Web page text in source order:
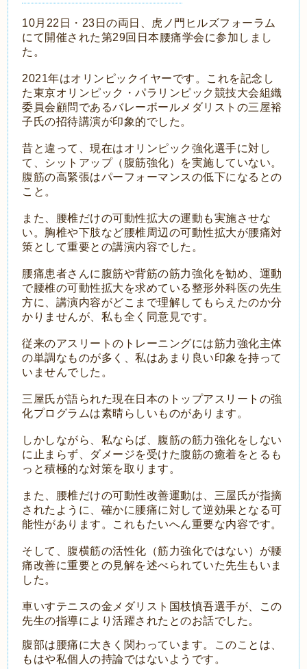
10月22日・23日の両日、虎ノ門ヒルズフォーラム
にて開催された第29回日本腰痛学会に参加しまし
た。
2021年はオリンピックイヤーです。これを記念し
た東京オリンピック・パラリンピック競技大会組織
委員会顧問であるバレーボールメダリストの三屋裕
子氏の招待講演が印象的でした。
昔と違って、現在はオリンピック強化選手に対し
て、シットアップ（腹筋強化）を実施していない。
腹筋の高緊張はパーフォーマンスの低下になるとの
こと。
また、腰椎だけの可動性拡大の運動も実施させな
い。胸椎や下肢など腰椎周辺の可動性拡大が腰痛対
策として重要との講演内容でした。
腰痛患者さんに腹筋や背筋の筋力強化を勧め、運動
で腰椎の可動性拡大を求めている整形外科医の先生
方に、講演内容がどこまで理解してもらえたのか分
かりませんが、私も全く同意見です。
従来のアスリートのトレーニングには筋力強化主体
の単調なものが多く、私はあまり良い印象を持って
いませんでした。
三屋氏が語られた現在日本のトップアスリートの強
化プログラムは素晴らしいものがあります。
しかしながら、私ならば、腹筋の筋力強化をしない
に止まらず、ダメージを受けた腹筋の癒着をとるも
っと積極的な対策を取ります。
また、腰椎だけの可動性改善運動は、三屋氏が指摘
されたように、確かに腰痛に対して逆効果となる可
能性があります。これもたいへん重要な内容です。
そして、腹横筋の活性化（筋力強化ではない）が腰
痛改善に重要との見解を述べられていた先生もいま
した。
車いすテニスの金メダリスト国枝慎吾選手が、この
先生の指導により活躍されたとのお話でした。
腹部は腰痛に大きく関わっています。このことは、
もはや私個人の持論ではないようです。